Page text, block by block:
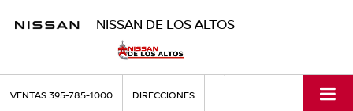
NISSAN DE LOS ALTOS
VENTAS395-785-1000 DIRECCIONES